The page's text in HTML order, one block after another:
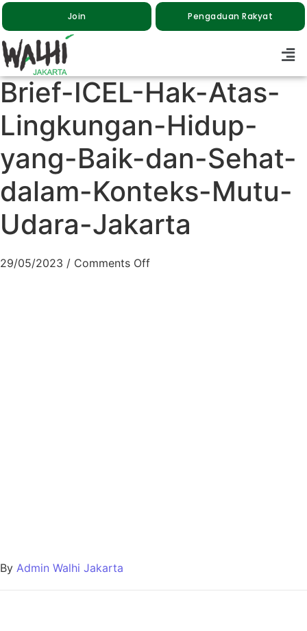
Join Pengaduan Rakyat
Brief-ICEL-Hak-Atas-
Lingkungan-Hidup-
yang-Baik-dan-Sehat-
dalam-Konteks-Mutu-
Udara-Jakarta
29/05/2023 / Comments Off
By Admin Walhi Jakarta